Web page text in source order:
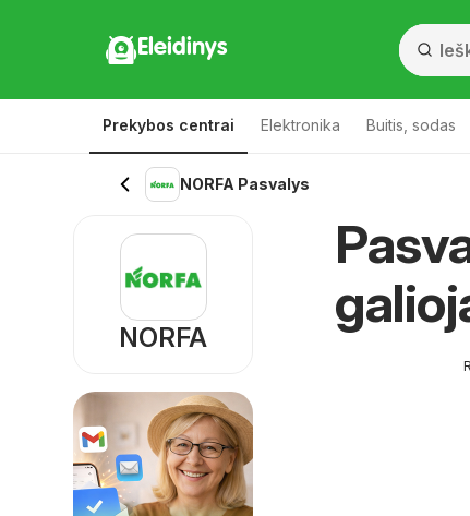
Eleidinys
Prekybos centrai Elektronika Buitis, sodas
NORFA Pasvalys
NORFA